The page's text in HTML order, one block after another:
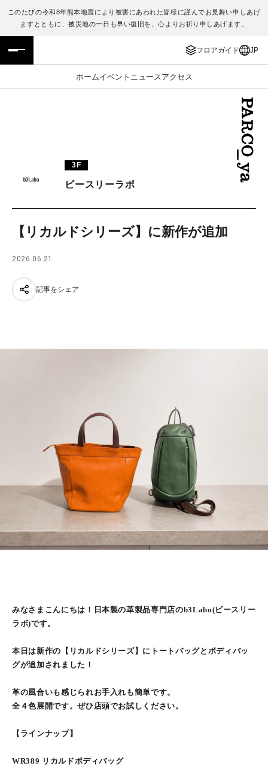
このたびの令和8年熊本地震により被害にあわれた皆様に謹んでお見舞い申しあげ
ますとともに、被災地の一日も早い復旧を、心よりお祈り申しあげます。
フロアガイド JP
ホームイベント ニュース アクセス
フロアガイド
施設案内・アクセス
TAX FREE
ENGLISH
繁体字
日本語
3F
ビースリーラボ
【リカルドシリーズ】に新作が追加
2026.06.21
記事をシェア
みなさまこんにちは！日本製の革製品専門店のb3Labo(ビースリー
ラボ)です。
本日は新作の【リカルドシリーズ】にトートバッグとボディバッ
グが追加されました！
革の風合いも感じられお手入れも簡単です。
全４色展開です。ぜひ店頭でお試しください。
【ラインナップ】
WR389 リカルドボディバッグ